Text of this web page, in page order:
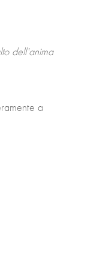
dell'anima
a